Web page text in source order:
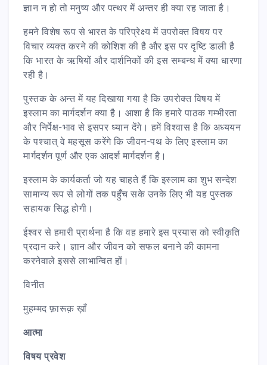
ज्ञान न हो तो मनुष्य और पत्थर में अन्तर ही क्या रह जाता है।
हमने विशेष रूप से भारत के परिप्रेक्ष्य में उपरोक्त विषय पर
विचार व्यक्त करने की कोशिश की है और इस पर दृष्टि डाली है
कि भारत के ऋषियों और दार्शनिकों की इस सम्बन्ध में क्या धारणा
रही है।
पुस्तक के अन्त में यह दिखाया गया है कि उपरोक्त विषय में
इस्लाम का मार्गदर्शन क्या है। आशा है कि हमारे पाठक गम्भीरता
और निर्पेक्ष-भाव से इसपर ध्यान देंगे। हमें विश्वास है कि अध्ययन
के पश्चात् वे महसूस करेंगे कि जीवन-पथ के लिए इस्लाम का
मार्गदर्शन पूर्ण और एक आदर्श मार्गदर्शन है।
इस्लाम के कार्यकर्ता जो यह चाहते हैं कि इस्लाम का शुभ सन्देश
सामान्य रूप से लोगों तक पहुँच सके उनके लिए भी यह पुस्तक
सहायक सिद्ध होगी।
ईश्वर से हमारी प्रार्थना है कि वह हमारे इस प्रयास को स्वीकृति
प्रदान करे। ज्ञान और जीवन को सफल बनाने की कामना
करनेवाले इससे लाभान्वित हों।
विनीत
मुहम्मद फ़ारूक़ ख़ाँ
आत्मा
विषय प्रवेश